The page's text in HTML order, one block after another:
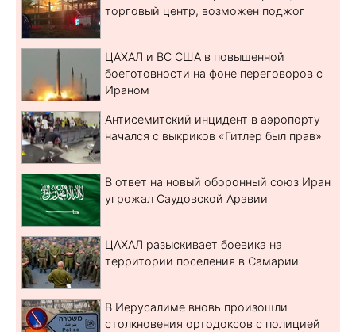
торговый центр, возможен поджог
ЦАХАЛ и ВС США в повышенной
боеготовности на фоне переговоров с
Ираном
Антисемитский инцидент в аэропорту
начался с выкриков «Гитлер был прав»
В ответ на новый оборонный союз Иран
угрожал Саудовской Аравии
ЦАХАЛ разыскивает боевика на
территории поселения в Самарии
В Иерусалиме вновь произошли
столкновения ортодоксов с полицией